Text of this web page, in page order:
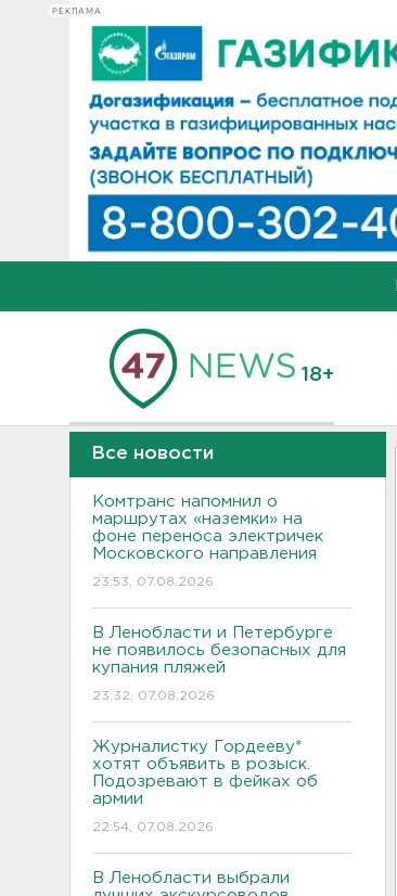
РЕКЛАМА
18+
Все новости
Комтранс напомнил о
маршрутах «наземки» на
фоне переноса электричек
Московского направления
23:53, 07.08.2026
В Ленобласти и Петербурге
не появилось безопасных для
купания пляжей
23:32, 07.08.2026
Журналистку Гордееву*
хотят объявить в розыск.
Подозревают в фейках об
армии
22:54, 07.08.2026
В Ленобласти выбрали